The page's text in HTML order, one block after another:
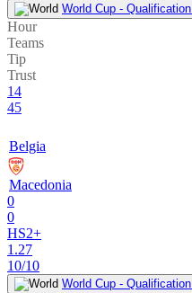
World Cup -
Hour
Teams
Tip
Trust
14
45
Belgia
Macedonia
0
0
HS2+
1.27
10/10
World Cup -